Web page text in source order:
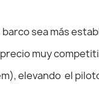
sea más
muy
elevando el